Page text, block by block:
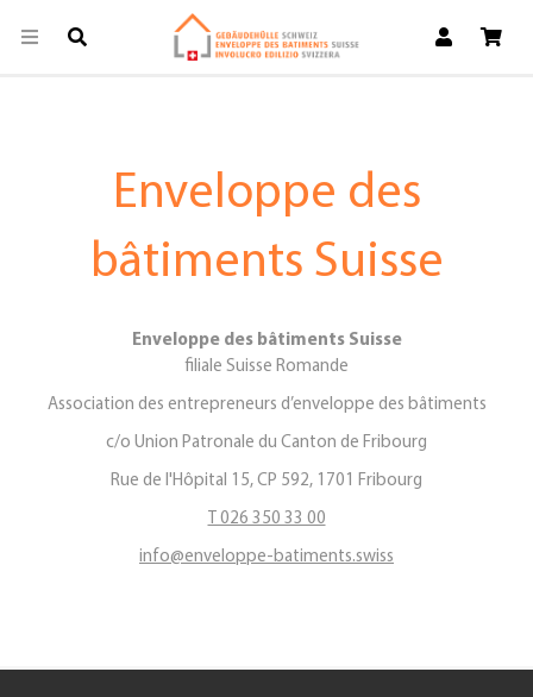
Enveloppe des
bâtiments Suisse
Enveloppe des bâtiments Suisse
filiale Suisse Romande
Association des entrepreneurs d’enveloppe des bâtiments
c/o Union Patronale du Canton de Fribourg
Rue de l'Hôpital 15, CP 592, 1701 Fribourg
T 026 350 33 00
info@enveloppe-batiments.swiss